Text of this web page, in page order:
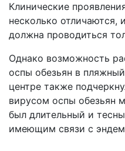
Клинические
несколько отличаются,
должна проводиться
Однако возможность
оспы обезьян в
центре также
вирусом оспы обезьян
был длительный и
имеющим связи с